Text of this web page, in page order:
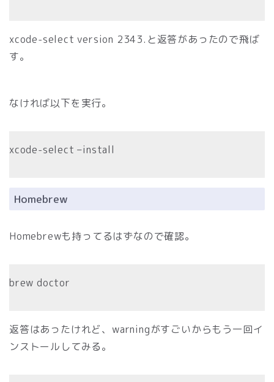
xcode-select version 2343.と返答があったので飛ば
す。
なければ以下を実行。
xcode-select –install
Homebrew
Homebrewも持ってるはずなので確認。
brew doctor
返答はあったけれど、warningがすごいからもう一回イ
ンストールしてみる。